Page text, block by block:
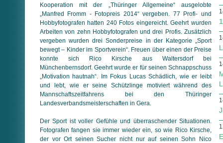
Kooperation mit der „Thüringer Allgemeine“ ausgelobte
„Manfred Fromm - Fotopreis 2014“ vergeben. 77 Profi- und
Hobbyfotografen hatten 240 Fotos eingereicht. Geehrt wurden
Arbeiten von zehn Hobbyfotografen und drei Profis. Zusätzlich
vergeben wurden drei Sonderpreise in der Kategorie „Sport
bewegt – Kinder im Sportverein“. Freuen über einen der Preise
konnte sich Rico Kirsche aus Waltersdorf bei
Münchenbernsdorf. Geehrt wurde er für seinen Schnappschuss
„Motivation hautnah“. Im Fokus Lucas Schädlich, wie er leibt
und lebt, wie er seine Schützlinge motiviert während des
Mannschaftszeitfahrens bei den Thüringer
Landesverbandsmeisterschaften in Gera.
Der Sport ist voller Gefühle und überraschender Situationen.
Fotografen fangen sie immer wieder ein, so wie Rico Kirsche,
der vor Ort seinen Sucher nicht nur auf seinen Sohn Nico